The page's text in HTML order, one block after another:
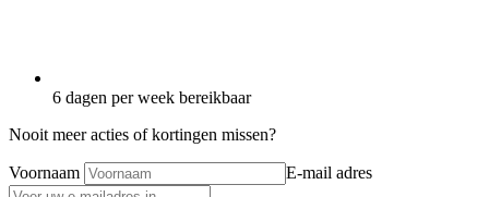
6 dagen per week bereikbaar
Nooit meer acties of kortingen missen?
Voornaam E-mail adres